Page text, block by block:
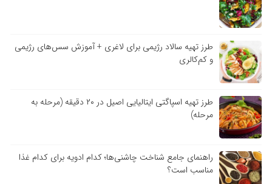
طرز تهیه سالاد رژیمی برای لاغری + آموزش سس‌های رژیمی
و کم‌کالری
طرز تهیه اسپاگتی ایتالیایی اصیل در ۲۰ دقیقه (مرحله به
مرحله)
راهنمای جامع شناخت چاشنی‌ها؛ کدام ادویه برای کدام غذا
مناسب است؟